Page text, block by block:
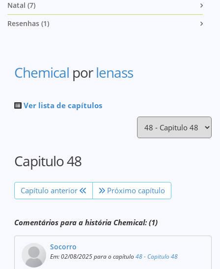
Natal (7)
Resenhas (1)
Chemical porlenass
Ver lista de capítulos
Capitulo 48
Capítulo anterior Próximo capítulo
Comentários para a história Chemical: (1)
Socorro
Em: 02/08/2025 para o capítulo48 - Capitulo 48